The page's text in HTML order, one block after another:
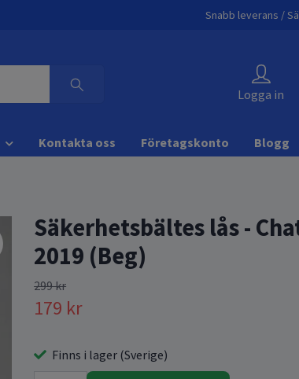
Snabb leverans /
Logga in
Kontakta oss Företagskonto Blogg
Säkerhetsbältes lås -
2019 (Beg)
299 kr
179 kr
Finns i lager (Sverige)